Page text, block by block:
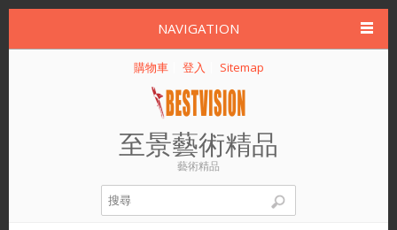
NAVIGATION
購物車 登入 Sitemap
至景藝術精品
藝術精品
搜尋表單